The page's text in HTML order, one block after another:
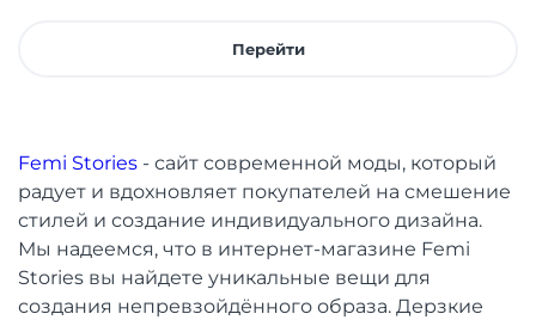
Перейти
Femi Stories - сайт современной моды, который
радует и вдохновляет покупателей на смешение
стилей и создание индивидуального дизайна.
Мы надеемся, что в интернет-магазине Femi
Stories вы найдете уникальные вещи для
создания непревзойдённого образа. Дерзкие